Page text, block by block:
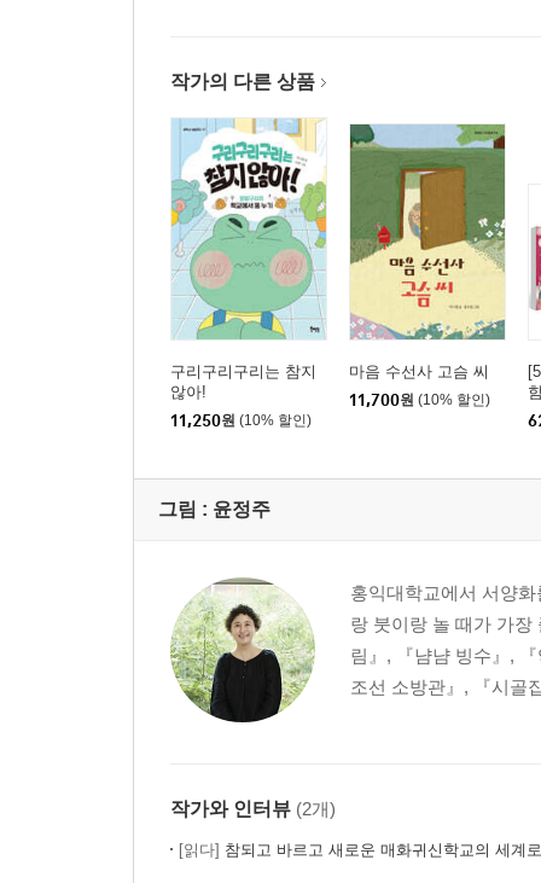
작가의 다른 상품
구리구리구리는 참지
않아!
11,250원 (10% 할인)
마음 수선사 고슴 씨
11,700원 (10% 할인)
그림 : 윤정주
홍익대학교에서 서양
랑 붓이랑 놀 때가 가
림』, 『냠냠 빙수』,
조선 소방관』, 『시골
작가와 인터뷰 (2개)
[읽다] 참되고 바르고 새로운 매화귀신학교의 세계로